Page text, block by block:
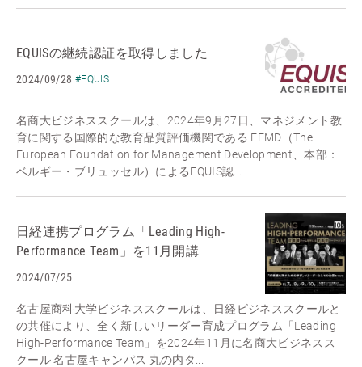
EQUISの継続認証を取得しました
2024/09/28 #EQUIS
名商大ビジネススクールは、2024年9月27日、マネジメント教
育に関する国際的な教育品質評価機関である EFMD（The
European Foundation for Management Development、本部：
ベルギー・ブリュッセル）によるEQUIS認...
日経連携プログラム「Leading High-
Performance Team」を11月開講
2024/07/25
名古屋商科大学ビジネススクールは、日経ビジネススクールと
の共催により、全く新しいリーダー育成プログラム「Leading
High-Performance Team」を2024年11月に名商大ビジネスス
クール 名古屋キャンパス 丸の内タ...